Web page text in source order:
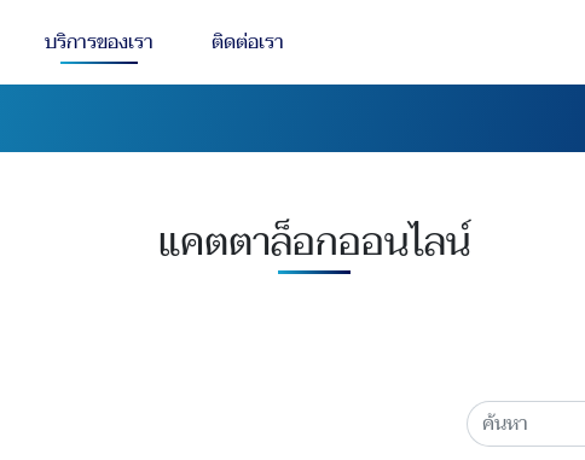
บริการของเรา ติดต่อเรา
แคตตาล็อกออนไลน์